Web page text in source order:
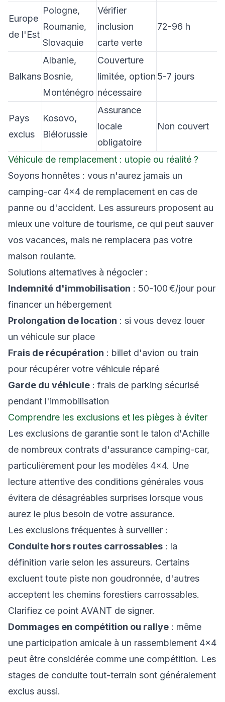
Europe
de l'Est
Pologne,
Roumanie,
Slovaquie
Vérifier
inclusion
carte verte
72-96 h
Balkans
Albanie,
Bosnie,
Monténégro
Couverture
limitée, option
nécessaire
5-7 jours
Pays
exclus
Kosovo,
Biélorussie
Assurance
locale
obligatoire
Non couvert
Véhicule de remplacement : utopie ou réalité ?
Soyons honnêtes : vous n'aurez jamais un
camping-car 4×4 de remplacement en cas de
panne ou d'accident. Les assureurs proposent au
mieux une voiture de tourisme, ce qui peut sauver
vos vacances, mais ne remplacera pas votre
maison roulante.
Solutions alternatives à négocier :
Indemnité d'immobilisation : 50-100 €/jour pour
financer un hébergement
Prolongation de location : si vous devez louer
un véhicule sur place
Frais de récupération : billet d'avion ou train
pour récupérer votre véhicule réparé
Garde du véhicule : frais de parking sécurisé
pendant l'immobilisation
Comprendre les exclusions et les pièges à éviter
Les exclusions de garantie sont le talon d'Achille
de nombreux contrats d'assurance camping-car,
particulièrement pour les modèles 4×4. Une
lecture attentive des conditions générales vous
évitera de désagréables surprises lorsque vous
aurez le plus besoin de votre assurance.
Les exclusions fréquentes à surveiller :
Conduite hors routes carrossables : la
définition varie selon les assureurs. Certains
excluent toute piste non goudronnée, d'autres
acceptent les chemins forestiers carrossables.
Clarifiez ce point AVANT de signer.
Dommages en compétition ou rallye : même
une participation amicale à un rassemblement 4×4
peut être considérée comme une compétition. Les
stages de conduite tout-terrain sont généralement
exclus aussi.